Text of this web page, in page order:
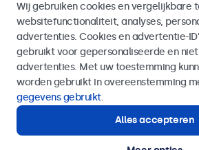
4.8/5 door 5000+
Nederlands
Wij gebruiken cookies en vergelijkbare
websitefunctionaliteit, analyses,
advertenties. Cookies en advertentie-
gebruikt voor gepersonaliseerde en
advertenties. Met uw toestemming
worden gebruikt in overeenstemming
gegevens gebruikt.
Alles accepteren